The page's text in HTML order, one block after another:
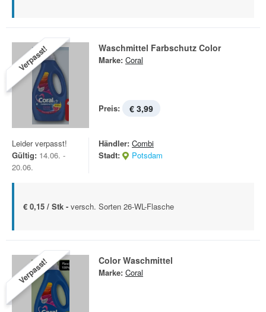
Verpasst! Waschmittel Farbschutz Color
Marke: Coral
Preis: € 3,99
Leider verpasst!
Gültig: 14.06. -
20.06.
Händler: Combi
Stadt:
Potsdam
€ 0,15 / Stk - versch. Sorten 26-WL-Flasche
Verpasst! Color Waschmittel
Marke: Coral